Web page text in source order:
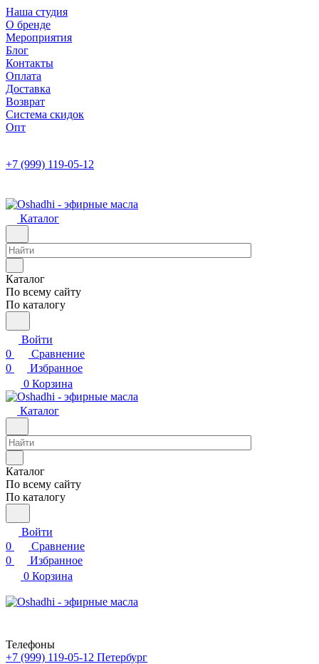
Наша студия
О бренде
Мероприятия
Блог
Контакты
Оплата
Доставка
Возврат
Система скидок
Опт
+7 (999) 119-05-12
Каталог
Каталог
По всему сайту
По каталогу
Войти
0
Сравнение
0
Избранное
0 Корзина
Каталог
Каталог
По всему сайту
По каталогу
Войти
0
Сравнение
0
Избранное
0 Корзина
Телефоны
+7 (999) 119-05-12 Петербург